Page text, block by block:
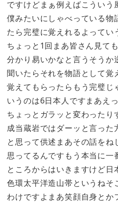
ですけどまぁ例えばこういう
僕みたいにしゃべっている物
たら完璧に覚えれるよってい
ちょっと1回まあ皆さん見て
分かり易いかなと言うそうか
聞いたらそれを物語として覚
覚えてもらったらもう完璧じ
いうのは6日本人ですまあえ
ちょっとガラッと変わったり
成当蔵岩ではダーッと言った
と思って供述まあその話をね
思ってるんですもう本当に一
ところからはいきますけど日
色環太平洋造山帯というねそ
わけですよまあ笑顔自身とか